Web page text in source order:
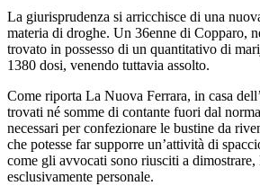
La giurisprudenza si arricchisce di una
materia di droghe. Un 36enne di Copparo,
trovato in possesso di un quantitativo di
1380 dosi, venendo tuttavia assolto.
Come riporta La Nuova Ferrara, in casa
trovati né somme di contante fuori dal
necessari per confezionare le bustine da
che potesse far supporre un’attività di
come gli avvocati sono riusciti a dimostrare,
esclusivamente personale.